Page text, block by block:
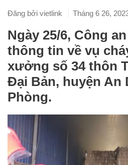
Đăng bởi vietlink Tháng 6 26,
Ngày 25/6, Công
thông tin về vụ
xưởng số 34 thôn
Đại Bản, huyện An
Phòng.